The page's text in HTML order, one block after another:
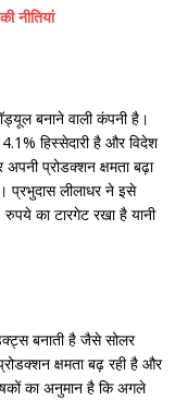
नीतियां
बनाने वाली कंपनी है।
हिस्सेदारी है और विदेश
प्रोडक्शन क्षमता बढ़ा
प्रभुदास लीलाधर ने इसे
का टारगेट रखा है यानी
बनाती है जैसे सोलर
क्षमता बढ़ रही है और
का अनुमान है कि अगले